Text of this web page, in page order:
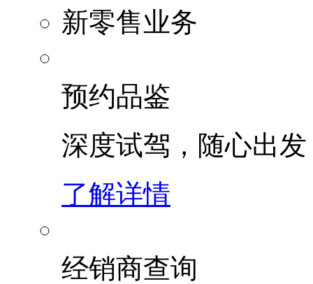
新零售业务
预约品鉴
深度试驾，随心出发
了解详情
经销商查询